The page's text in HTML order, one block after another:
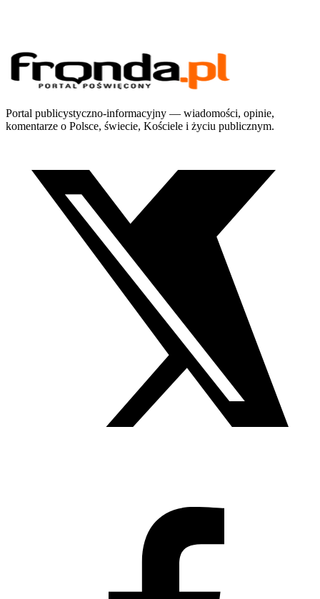
Portal publicystyczno-informacyjny — wiadomości, opinie,
komentarze o Polsce, świecie, Kościele i życiu publicznym.